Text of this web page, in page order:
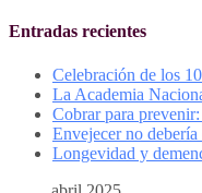
Entradas recientes
Celebración de los
La Academia
Cobrar para
Envejecer no
Longevidad y